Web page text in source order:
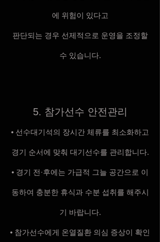
에 위험이 있다고
판단되는 경우 선제적으로 운영을 조정할
수 있습니다.
5. 참가선수 안전관리
• 선수대기석의 장시간 체류를 최소화하고
경기 순서에 맞춰 대기선수를 관리합니다.
• 경기 전·후에는 가급적 그늘 공간으로 이
동하여 충분한 휴식과 수분 섭취를 해주시
기 바랍니다.
• 참가선수에게 온열질환 의심 증상이 확인